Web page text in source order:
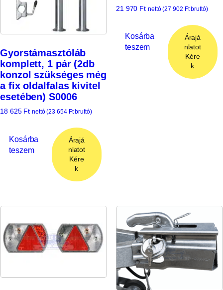
Gyorstámasztóláb
komplett, 1 pár (2db
konzol szükséges még
a fix oldalfalas kivitel
esetében) S0006
18 625 Ft nettó (23 654 Ftbruttó)
Kosárba
teszem
Árajá
nlatot
Kére
k
21 970 Ft nettó (27 902 Ftbruttó)
Kosárba
teszem
Árajá
nlatot
Kére
k